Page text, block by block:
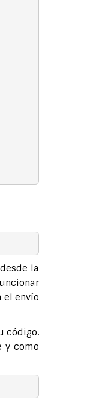
la
el envío
código.
y como